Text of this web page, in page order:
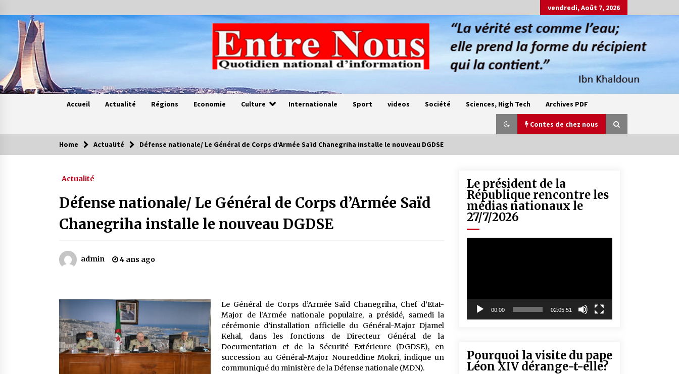
to
content
vendredi, Août 7, 2026
Accueil Actualité Régions Economie Culture Internationale Sport videos Société Sciences, High Tech Archives PDF
Contes de chez nous
Contes de chez nous
4 ans ago
Oum el Gaïla / L’ogresse du M’zab
4 ans ago
Mythes et croyances / L’hospitalité
Quand on va vite
5 ans ago
Un conte targui/ Quand la tête est
vide
5 ans ago
Tradition orale/ D’où viennent les
contes et à quoi servent-ils?
5 ans ago
Home Actualité Défense nationale/ Le Général de Corps d’Armée Saïd Chanegriha installe le nouveau DGDSE
Actualité
Défense nationale/ Le Général de Corps d’Armée Saïd
Chanegriha installe le nouveau DGDSE
admin 4 ans ago
Le Général de Corps d’Armée Saïd Chanegriha, Chef d’Etat-
Major de l’Armée nationale populaire, a présidé, samedi la
cérémonie d’installation officielle du Général-Major Djamel
Kehal, dans les fonctions de Directeur Général de la
Documentation et de la Sécurité Extérieure (DGDSE), en
succession au Général-Major Noureddine Mokri, indique un
communiqué du ministère de la Défense nationale (MDN).
Le président de la
République rencontre les
médias nationaux le
27/7/2026
00:00 02:05:51
Pourquoi la visite du pape
Léon XIV dérange-t-elle?